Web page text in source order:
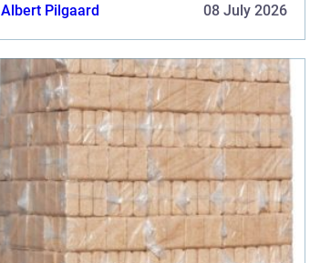
Albert Pilgaard 08 July 2026